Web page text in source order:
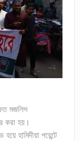
মজলিস
করা হয়।
হামিদীয়া পয়েন্টে